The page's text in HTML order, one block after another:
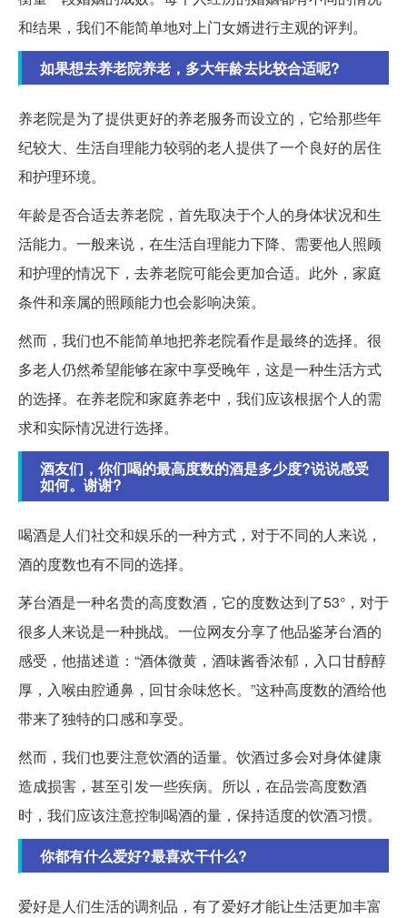
和结果，我们不能简单地对上门女婿进行主观的评判。
如果想去养老院养老，多大年龄去比较合适呢?
养老院是为了提供更好的养老服务而设立的，它给那些年
纪较大、生活自理能力较弱的老人提供了一个良好的居住
和护理环境。
年龄是否合适去养老院，首先取决于个人的身体状况和生
活能力。一般来说，在生活自理能力下降、需要他人照顾
和护理的情况下，去养老院可能会更加合适。此外，家庭
条件和亲属的照顾能力也会影响决策。
然而，我们也不能简单地把养老院看作是最终的选择。很
多老人仍然希望能够在家中享受晚年，这是一种生活方式
的选择。在养老院和家庭养老中，我们应该根据个人的需
求和实际情况进行选择。
酒友们，你们喝的最高度数的酒是多少度?说说感受
如何。谢谢?
喝酒是人们社交和娱乐的一种方式，对于不同的人来说，
酒的度数也有不同的选择。
茅台酒是一种名贵的高度数酒，它的度数达到了53°，对于
很多人来说是一种挑战。一位网友分享了他品鉴茅台酒的
感受，他描述道：“酒体微黄，酒味酱香浓郁，入口甘醇醇
厚，入喉由腔通鼻，回甘余味悠长。”这种高度数的酒给他
带来了独特的口感和享受。
然而，我们也要注意饮酒的适量。饮酒过多会对身体健康
造成损害，甚至引发一些疾病。所以，在品尝高度数酒
时，我们应该注意控制喝酒的量，保持适度的饮酒习惯。
你都有什么爱好?最喜欢干什么?
爱好是人们生活的调剂品，有了爱好才能让生活更加丰富